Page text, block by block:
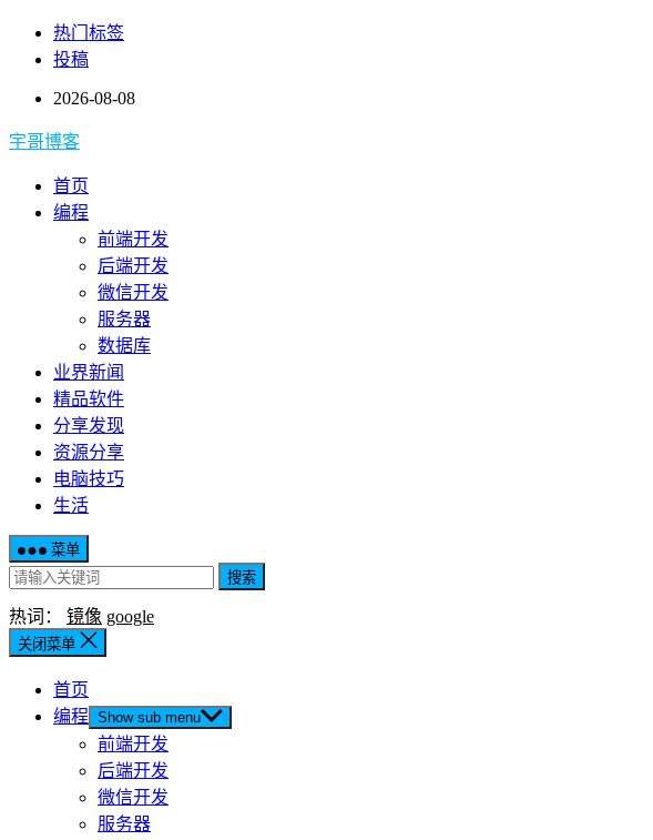
热门标签
投稿
2026-08-08
宇哥博客
首页
编程
前端开发
后端开发
微信开发
服务器
数据库
业界新闻
精品软件
分享发现
资源分享
电脑技巧
生活
菜单
搜索
热词： 镜像 google
关闭菜单
首页
编程 Show sub menu
前端开发
后端开发
微信开发
服务器